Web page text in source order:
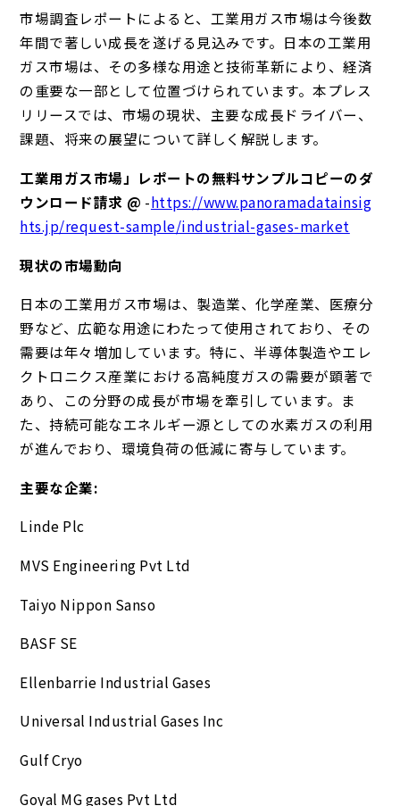
市場調査レポートによると、工業用ガス市場は今後数
年間で著しい成長を遂げる見込みです。日本の工業用
ガス市場は、その多様な用途と技術革新により、経済
の重要な一部として位置づけられています。本プレス
リリースでは、市場の現状、主要な成長ドライバー、
課題、将来の展望について詳しく解説します。
工業用ガス市場」レポートの無料サンプルコピーのダ
ウンロード請求 @ -https://www.panoramadatainsig
hts.jp/request-sample/industrial-gases-market
現状の市場動向
日本の工業用ガス市場は、製造業、化学産業、医療分
野など、広範な用途にわたって使用されており、その
需要は年々増加しています。特に、半導体製造やエレ
クトロニクス産業における高純度ガスの需要が顕著で
あり、この分野の成長が市場を牽引しています。ま
た、持続可能なエネルギー源としての水素ガスの利用
が進んでおり、環境負荷の低減に寄与しています。
主要な企業:
Linde Plc
MVS Engineering Pvt Ltd
Taiyo Nippon Sanso
BASF SE
Ellenbarrie Industrial Gases
Universal Industrial Gases Inc
Gulf Cryo
Goyal MG gases Pvt Ltd